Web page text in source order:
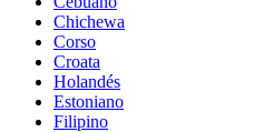
Chichewa
Corso
Croata
Holandés
Estoniano
Filipino